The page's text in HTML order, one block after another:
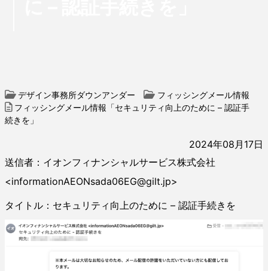
デザイン事務所ダウンアンダー
フィッシングメール情報
フィッシングメール情報「セキュリティ向上のために – 認証手
続きを」
2024年08月17日
送信者：イオンフィナンシャルサービス株式会社
<informationAEONsada06EG@gilt.jp>
タイトル：セキュリティ向上のために – 認証手続きを